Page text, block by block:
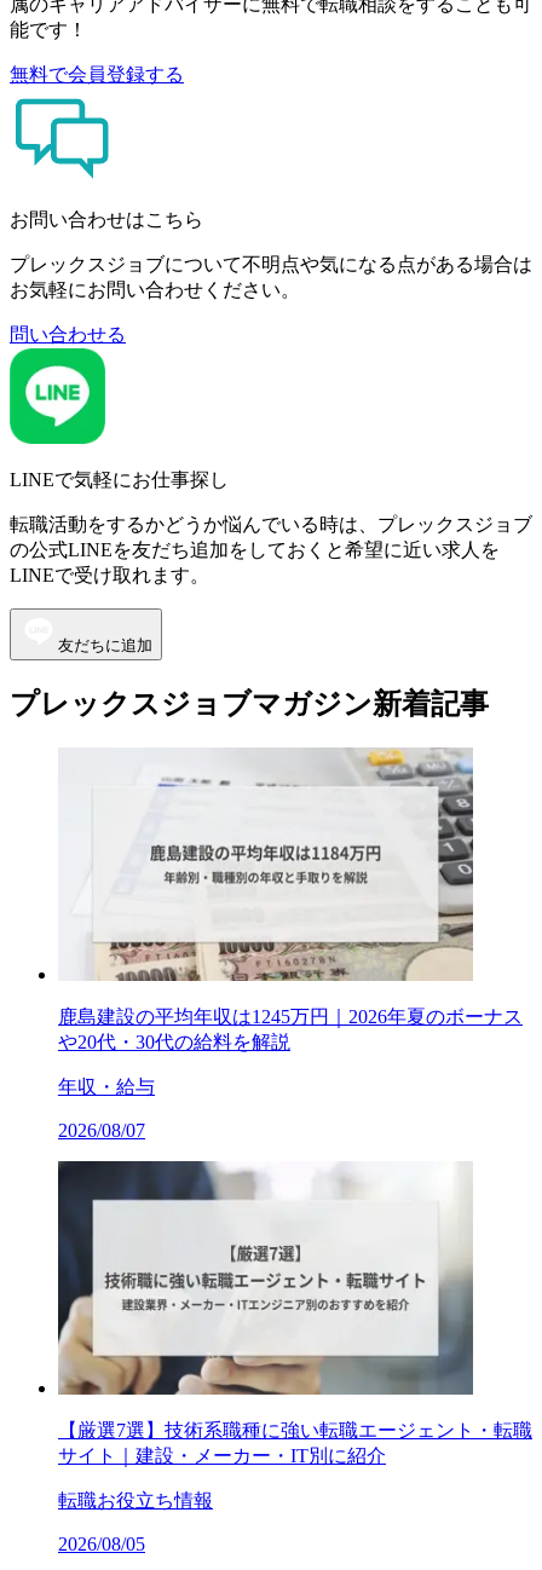
属のキャリアアドバイザーに無料で転職相談をすることも可
能です！
無料で会員登録する
お問い合わせはこちら
プレックスジョブについて不明点や気になる点がある場合は
お気軽にお問い合わせください。
問い合わせる
LINEで気軽にお仕事探し
転職活動をするかどうか悩んでいる時は、プレックスジョブ
の公式LINEを友だち追加をしておくと希望に近い求人を
LINEで受け取れます。
友だちに追加
プレックスジョブマガジン新着記事
鹿島建設の平均年収は1245万円｜2026年夏のボーナス
や20代・30代の給料を解説
年収・給与
2026/08/07
【厳選7選】技術系職種に強い転職エージェント・転職
サイト｜建設・メーカー・IT別に紹介
転職お役立ち情報
2026/08/05